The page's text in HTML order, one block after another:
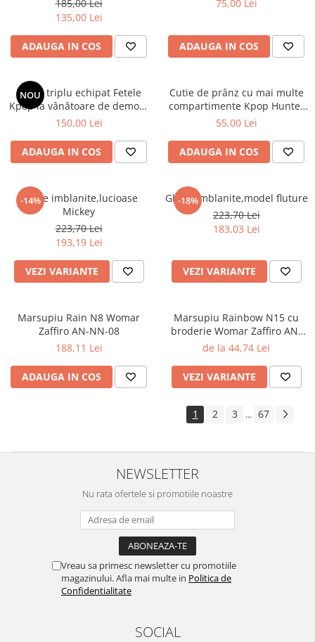
185,00 Lei
135,00 Lei
ADAUGA IN COS
75,00 Lei
ADAUGA IN COS
NOU
Penar triplu echipat Fetele
Kpop la vânătoare de demoni
Energy
150,00 Lei
ADAUGA IN COS
Cutie de prânz cu mai multe
compartimente Kpop Hunter
XL
55,00 Lei
ADAUGA IN COS
-14%
Ghete imblanite,lucioase
Mickey
223,70 Lei
193,19 Lei
VEZI VARIANTE
-18%
Ghete imblanite,model fluture
223,70 Lei
183,03 Lei
VEZI VARIANTE
Marsupiu Rain N8 Womar
Zaffiro AN-NN-08
188,11 Lei
ADAUGA IN COS
Marsupiu Rainbow N15 cu
broderie Womar Zaffiro AN-
NZ-15E
de la 44,74 Lei
VEZI VARIANTE
1 2 3 ... 67
NEWSLETTER
Nu rata ofertele si promotiile noastre
Vreau sa primesc newsletter cu promotiile
magazinului. Afla mai multe in Politica de
Confidentialitate
SOCIAL